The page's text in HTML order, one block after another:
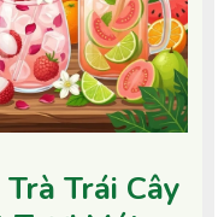
Trái Cây